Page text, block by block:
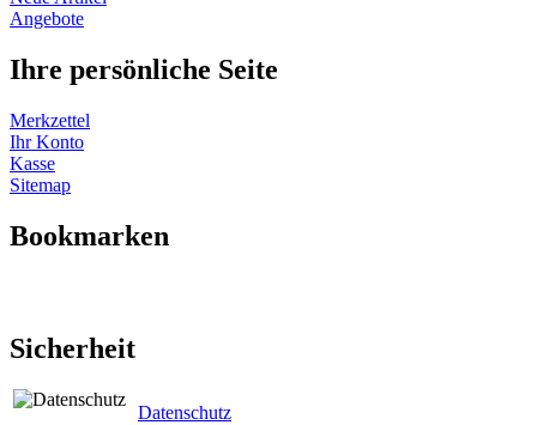
Angebote
Ihre persönliche Seite
Merkzettel
Ihr Konto
Kasse
Sitemap
Bookmarken
Sicherheit
Datenschutz